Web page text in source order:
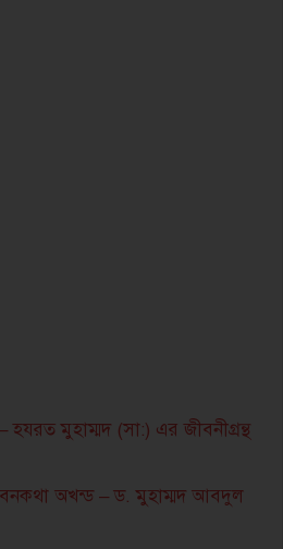
হযরত মুহাম্মদ (সা:) এর জীবনীগ্রন্থ
অখন্ড – ড. মুহাম্মদ আবদুল